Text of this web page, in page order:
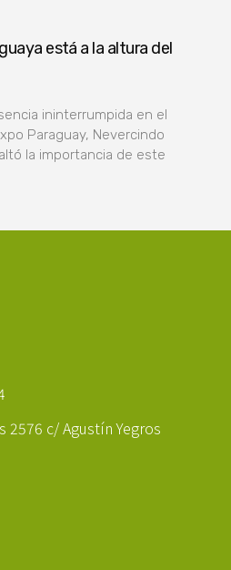
está a la altura del
ininterrumpida en el
Paraguay, Nevercindo
la importancia de este
2576 c/ Agustín Yegros